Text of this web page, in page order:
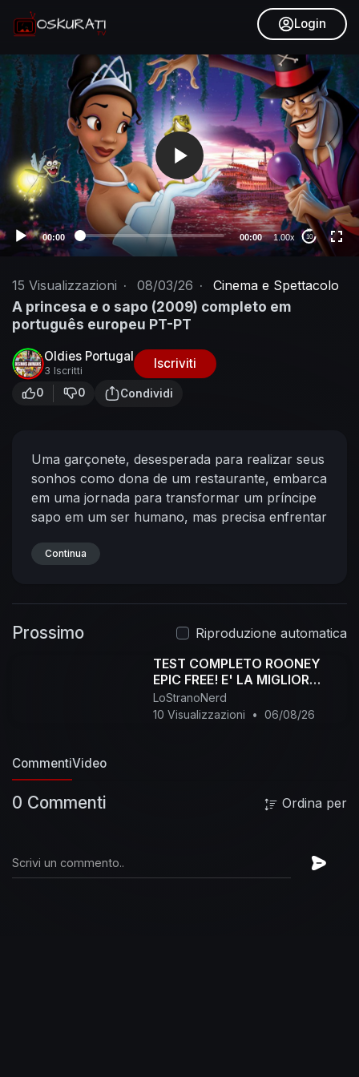
Login
V
i
o
P
e
00:00 00:00 1.00x 10
15 Visualizzazioni · 08/03/26 · Cinema e Spettacolo
A princesa e o sapo (2009) completo em
português europeu PT-PT
Oldies Portugal
3 Iscritti Iscriviti
0 0 Condividi
Uma garçonete, desesperada para realizar seus
sonhos como dona de um restaurante, embarca
em uma jornada para transformar um príncipe
sapo em um ser humano, mas precisa enfrentar
Continua
Prossimo
Riproduzione automatica
TEST COMPLETO ROONEY
EPIC FREE! E' LA MIGLIOR
SCELTA? #efootball
LoStranoNerd
10 Visualizzazioni
• 06/08/26
CommentiVideo
0 Commenti Ordina per